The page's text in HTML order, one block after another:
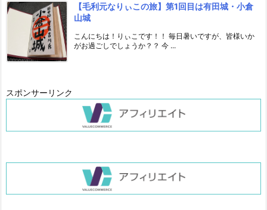
【毛利元なりぃこの旅】第1回目は有田城・小倉
山城
こんにちは！りぃこです！！ 毎日暑いですが、皆様いか
がお過ごしでしょうか？？ 今 ...
スポンサーリンク